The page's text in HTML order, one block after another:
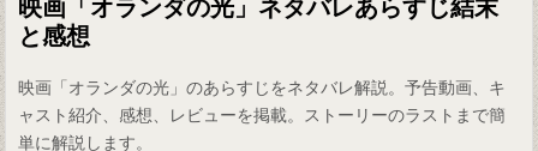
映画「オランダの光」ネタバレあらすじ結末
と感想
映画「オランダの光」のあらすじをネタバレ解説。予告動画、キ
ャスト紹介、感想、レビューを掲載。ストーリーのラストまで簡
単に解説します。